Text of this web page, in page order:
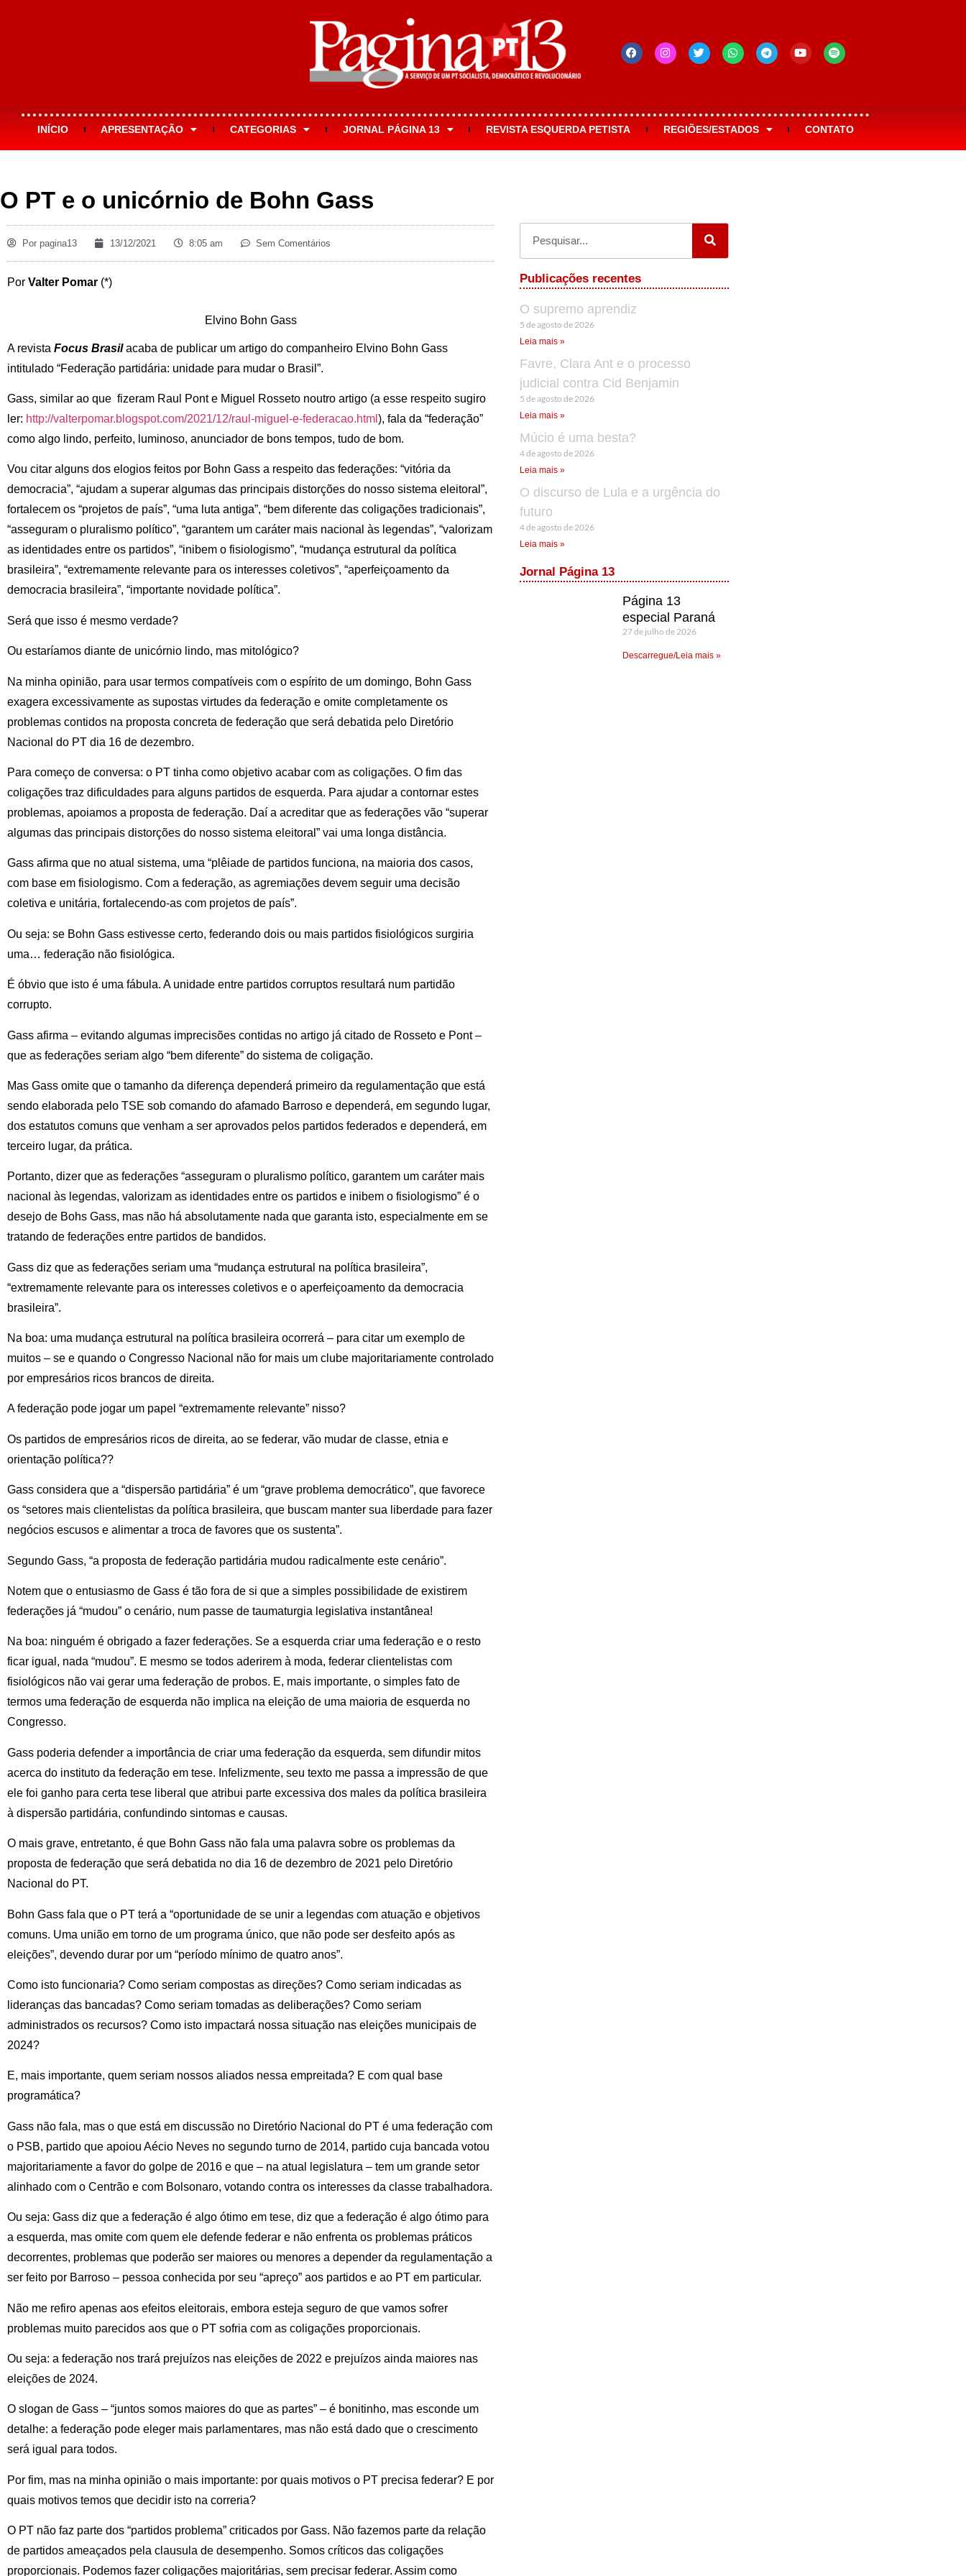
INÍCIO APRESENTAÇÃO CATEGORIAS JORNAL PÁGINA 13 REVISTA ESQUERDA PETISTA REGIÕES/ESTADOS CONTATO
O PT e o unicórnio de Bohn Gass
Por pagina13 13/12/2021 8:05 am Sem Comentários
Por Valter Pomar (*)
Elvino Bohn Gass
A revista Focus Brasilacaba de publicar um artigo do companheiro Elvino Bohn Gass
intitulado “Federação partidária: unidade para mudar o Brasil”.
Gass, similar ao que fizeram Raul Pont e Miguel Rosseto noutro artigo (a esse respeito sugiro
ler: http://valterpomar.blogspot.com/2021/12/raul-miguel-e-federacao.html ), fala da “federação”
como algo lindo, perfeito, luminoso, anunciador de bons tempos, tudo de bom.
Vou citar alguns dos elogios feitos por Bohn Gass a respeito das federações: “vitória da
democracia”, “ajudam a superar algumas das principais distorções do nosso sistema eleitoral”,
fortalecem os “projetos de país”, “uma luta antiga”, “bem diferente das coligações tradicionais”,
“asseguram o pluralismo político”, “garantem um caráter mais nacional às legendas”, “valorizam
as identidades entre os partidos”, “inibem o fisiologismo”, “mudança estrutural da política
brasileira”, “extremamente relevante para os interesses coletivos”, “aperfeiçoamento da
democracia brasileira”, “importante novidade política”.
Será que isso é mesmo verdade?
Ou estaríamos diante de unicórnio lindo, mas mitológico?
Na minha opinião, para usar termos compatíveis com o espírito de um domingo, Bohn Gass
exagera excessivamente as supostas virtudes da federação e omite completamente os
problemas contidos na proposta concreta de federação que será debatida pelo Diretório
Nacional do PT dia 16 de dezembro.
Para começo de conversa: o PT tinha como objetivo acabar com as coligações. O fim das
coligações traz dificuldades para alguns partidos de esquerda. Para ajudar a contornar estes
problemas, apoiamos a proposta de federação. Daí a acreditar que as federações vão “superar
algumas das principais distorções do nosso sistema eleitoral” vai uma longa distância.
Gass afirma que no atual sistema, uma “plêiade de partidos funciona, na maioria dos casos,
com base em fisiologismo. Com a federação, as agremiações devem seguir uma decisão
coletiva e unitária, fortalecendo-as com projetos de país”.
Ou seja: se Bohn Gass estivesse certo, federando dois ou mais partidos fisiológicos surgiria
uma… federação não fisiológica.
É óbvio que isto é uma fábula. A unidade entre partidos corruptos resultará num partidão
corrupto.
Gass afirma – evitando algumas imprecisões contidas no artigo já citado de Rosseto e Pont –
que as federações seriam algo “bem diferente” do sistema de coligação.
Mas Gass omite que o tamanho da diferença dependerá primeiro da regulamentação que está
sendo elaborada pelo TSE sob comando do afamado Barroso e dependerá, em segundo lugar,
dos estatutos comuns que venham a ser aprovados pelos partidos federados e dependerá, em
terceiro lugar, da prática.
Portanto, dizer que as federações “asseguram o pluralismo político, garantem um caráter mais
nacional às legendas, valorizam as identidades entre os partidos e inibem o fisiologismo” é o
desejo de Bohs Gass, mas não há absolutamente nada que garanta isto, especialmente em se
tratando de federações entre partidos de bandidos.
Gass diz que as federações seriam uma “mudança estrutural na política brasileira”,
“extremamente relevante para os interesses coletivos e o aperfeiçoamento da democracia
brasileira”.
Na boa: uma mudança estrutural na política brasileira ocorrerá – para citar um exemplo de
muitos – se e quando o Congresso Nacional não for mais um clube majoritariamente controlado
por empresários ricos brancos de direita.
A federação pode jogar um papel “extremamente relevante” nisso?
Os partidos de empresários ricos de direita, ao se federar, vão mudar de classe, etnia e
orientação política??
Gass considera que a “dispersão partidária” é um “grave problema democrático”, que favorece
os “setores mais clientelistas da política brasileira, que buscam manter sua liberdade para fazer
negócios escusos e alimentar a troca de favores que os sustenta”.
Segundo Gass, “a proposta de federação partidária mudou radicalmente este cenário”.
Notem que o entusiasmo de Gass é tão fora de si que a simples possibilidade de existirem
federações já “mudou” o cenário, num passe de taumaturgia legislativa instantânea!
Na boa: ninguém é obrigado a fazer federações. Se a esquerda criar uma federação e o resto
ficar igual, nada “mudou”. E mesmo se todos aderirem à moda, federar clientelistas com
fisiológicos não vai gerar uma federação de probos. E, mais importante, o simples fato de
termos uma federação de esquerda não implica na eleição de uma maioria de esquerda no
Congresso.
Gass poderia defender a importância de criar uma federação da esquerda, sem difundir mitos
acerca do instituto da federação em tese. Infelizmente, seu texto me passa a impressão de que
ele foi ganho para certa tese liberal que atribui parte excessiva dos males da política brasileira
à dispersão partidária, confundindo sintomas e causas.
O mais grave, entretanto, é que Bohn Gass não fala uma palavra sobre os problemas da
proposta de federação que será debatida no dia 16 de dezembro de 2021 pelo Diretório
Nacional do PT.
Bohn Gass fala que o PT terá a “oportunidade de se unir a legendas com atuação e objetivos
comuns. Uma união em torno de um programa único, que não pode ser desfeito após as
eleições”, devendo durar por um “período mínimo de quatro anos”.
Como isto funcionaria? Como seriam compostas as direções? Como seriam indicadas as
lideranças das bancadas? Como seriam tomadas as deliberações? Como seriam
administrados os recursos? Como isto impactará nossa situação nas eleições municipais de
2024?
E, mais importante, quem seriam nossos aliados nessa empreitada? E com qual base
programática?
Gass não fala, mas o que está em discussão no Diretório Nacional do PT é uma federação com
o PSB, partido que apoiou Aécio Neves no segundo turno de 2014, partido cuja bancada votou
majoritariamente a favor do golpe de 2016 e que – na atual legislatura – tem um grande setor
alinhado com o Centrão e com Bolsonaro, votando contra os interesses da classe trabalhadora.
Ou seja: Gass diz que a federação é algo ótimo em tese, diz que a federação é algo ótimo para
a esquerda, mas omite com quem ele defende federar e não enfrenta os problemas práticos
decorrentes, problemas que poderão ser maiores ou menores a depender da regulamentação a
ser feito por Barroso – pessoa conhecida por seu “apreço” aos partidos e ao PT em particular.
Não me refiro apenas aos efeitos eleitorais, embora esteja seguro de que vamos sofrer
problemas muito parecidos aos que o PT sofria com as coligações proporcionais.
Ou seja: a federação nos trará prejuízos nas eleições de 2022 e prejuízos ainda maiores nas
eleições de 2024.
O slogan de Gass – “juntos somos maiores do que as partes” – é bonitinho, mas esconde um
detalhe: a federação pode eleger mais parlamentares, mas não está dado que o crescimento
será igual para todos.
Por fim, mas na minha opinião o mais importante: por quais motivos o PT precisa federar? E por
quais motivos temos que decidir isto na correria?
O PT não faz parte dos “partidos problema” criticados por Gass. Não fazemos parte da relação
de partidos ameaçados pela clausula de desempenho. Somos críticos das coligações
proporcionais. Podemos fazer coligações majoritárias, sem precisar federar. Assim como
Publicações recentes
O supremo aprendiz
5 de agosto de 2026
Leia mais »
Favre, Clara Ant e o processo
judicial contra Cid Benjamin
5 de agosto de 2026
Leia mais »
Múcio é uma besta?
4 de agosto de 2026
Leia mais »
O discurso de Lula e a urgência do
futuro
4 de agosto de 2026
Leia mais »
Jornal Página 13
Página 13
especial Paraná
27 de julho de 2026
Descarregue/Leia mais »